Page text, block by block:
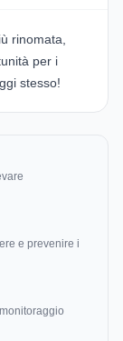
rinomata,
per i
stesso!
e prevenire i